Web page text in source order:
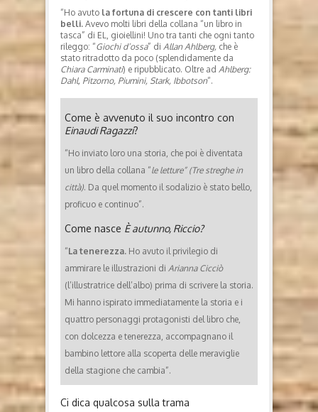
“Ho avuto la fortuna di crescere con tanti libri
belli. Avevo molti libri della collana “un libro in
tasca” di EL, gioiellini! Uno tra tanti che ogni tanto
rileggo: “Giochi d’ossa” di Allan Ahlberg, che è
stato ritradotto da poco (splendidamente da
Chiara Carminati) e ripubblicato. Oltre ad Ahlberg:
Dahl, Pitzorno, Piumini, Stark, Ibbotson“.
Come è avvenuto il suo incontro con
Einaudi Ragazzi?
“Ho inviato loro una storia, che poi è diventata
un libro della collana “le letture” (Tre streghe in
città). Da quel momento il sodalizio è stato bello,
proficuo e continuo”.
Come nasce È autunno, Riccio?
“La tenerezza. Ho avuto il privilegio di
ammirare le illustrazioni di Arianna Cicciò
(l’illustratrice dell’albo) prima di scrivere la storia.
Mi hanno ispirato immediatamente la storia e i
quattro personaggi protagonisti del libro che,
con dolcezza e tenerezza, accompagnano il
bambino lettore alla scoperta delle meraviglie
della stagione che cambia”.
Ci dica qualcosa sulla trama